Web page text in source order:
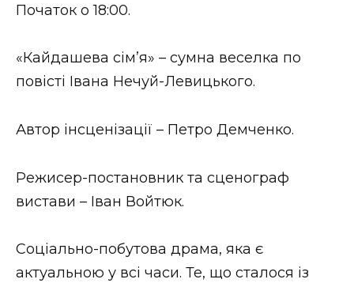
Початок о 18:00.
«Кайдашева сім’я» – сумна веселка по
повісті Івана Нечуй-Левицького.
Автор інсценізації – Петро Демченко.
Режисер-постановник та сценограф
вистави – Іван Войтюк.
Соціально-побутова драма, яка є
актуальною у всі часи. Те, що сталося із